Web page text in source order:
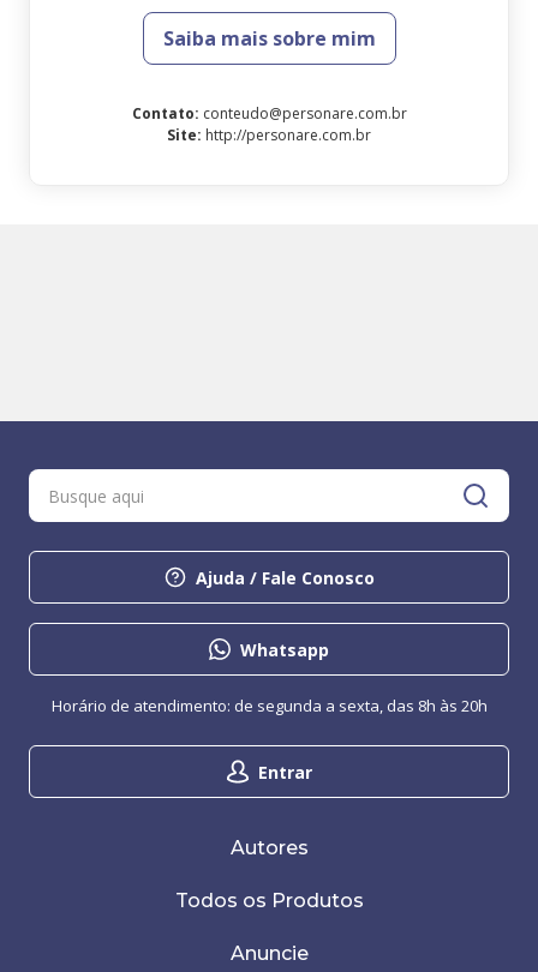
Saiba mais sobre mim
Contato: conteudo@personare.com.br
Site: http://personare.com.br
Ajuda / Fale Conosco
Whatsapp
Entrar
Horário de atendimento: de segunda a sexta, das 8h às 20h
Autores
Todos os Produtos
Anuncie